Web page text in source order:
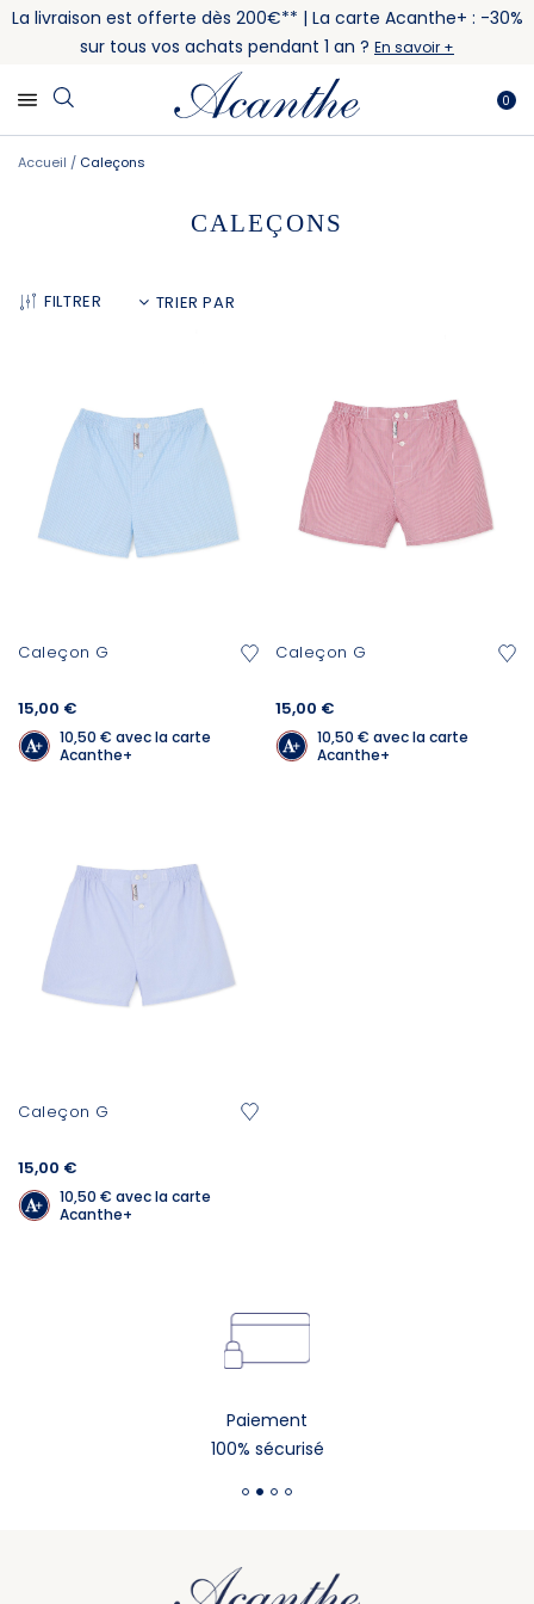
La livraison est offerte dès 200€** | La carte Acanthe+ : -30%
sur tous vos achats pendant 1 an ? En savoir +
0
Accueil Caleçons
CALEÇONS
FILTRER
Caleçon G
15,00 €
10,50 € avec la carte
Acanthe+
Caleçon G
15,00 €
10,50 € avec la carte
Acanthe+
Caleçon G
15,00 €
10,50 € avec la carte
Acanthe+
Paiement
100% sécurisé